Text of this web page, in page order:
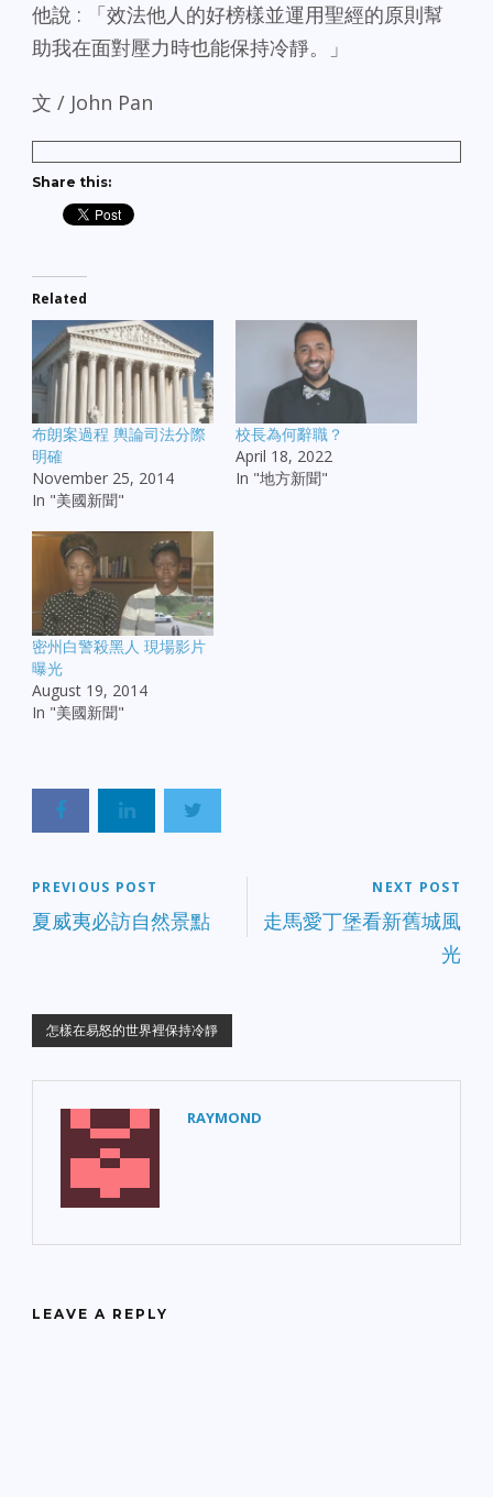
他說 : 「效法他人的好榜樣並運用聖經的原則幫
助我在面對壓力時也能保持冷靜。」
文 / John Pan
Share this:
Related
布朗案過程 輿論司法分際
明確
November 25, 2014
In "美國新聞"
校長為何辭職？
April 18, 2022
In "地方新聞"
密州白警殺黑人 現場影片
曝光
August 19, 2014
In "美國新聞"
PREVIOUS POST
夏威夷必訪自然景點
NEXT POST
走馬愛丁堡看新舊城風
光
怎樣在易怒的世界裡保持冷靜
RAYMOND
LEAVE A REPLY